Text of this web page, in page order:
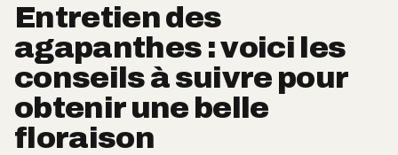
Entretien des
agapanthes : voici les
conseils à suivre pour
obtenir une belle
floraison